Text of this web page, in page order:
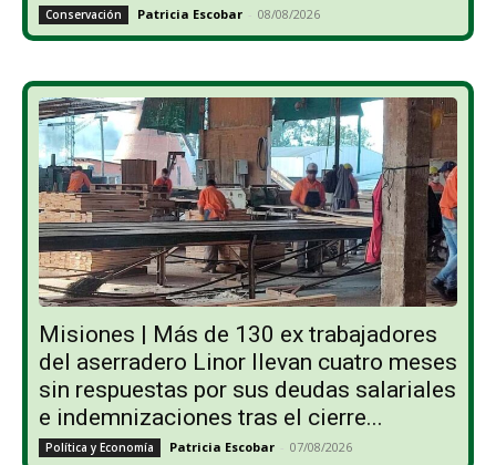
Conservación Patricia Escobar - 08/08/2026
Misiones | Más de 130 ex trabajadores
del aserradero Linor llevan cuatro meses
sin respuestas por sus deudas salariales
e indemnizaciones tras el cierre...
Política y Economía Patricia Escobar - 07/08/2026